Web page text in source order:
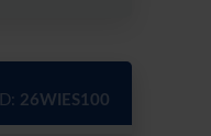
ID: 26WIES100